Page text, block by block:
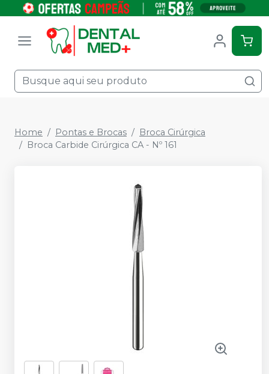
Home Pontas e Brocas
Broca Cirúrgica
Broca Carbide Cirúrgica CA - Nº 161